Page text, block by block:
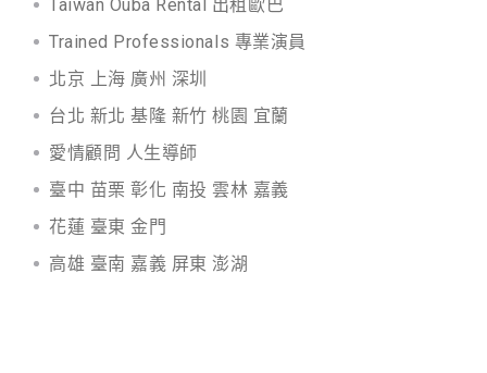
Taiwan Ouba Rental 出租歐巴
Trained Professionals 專業演員
北京 上海 廣州 深圳
台北 新北 基隆 新竹 桃園 宜蘭
愛情顧問 人生導師
臺中 苗栗 彰化 南投 雲林 嘉義
花蓮 臺東 金門
高雄 臺南 嘉義 屏東 澎湖